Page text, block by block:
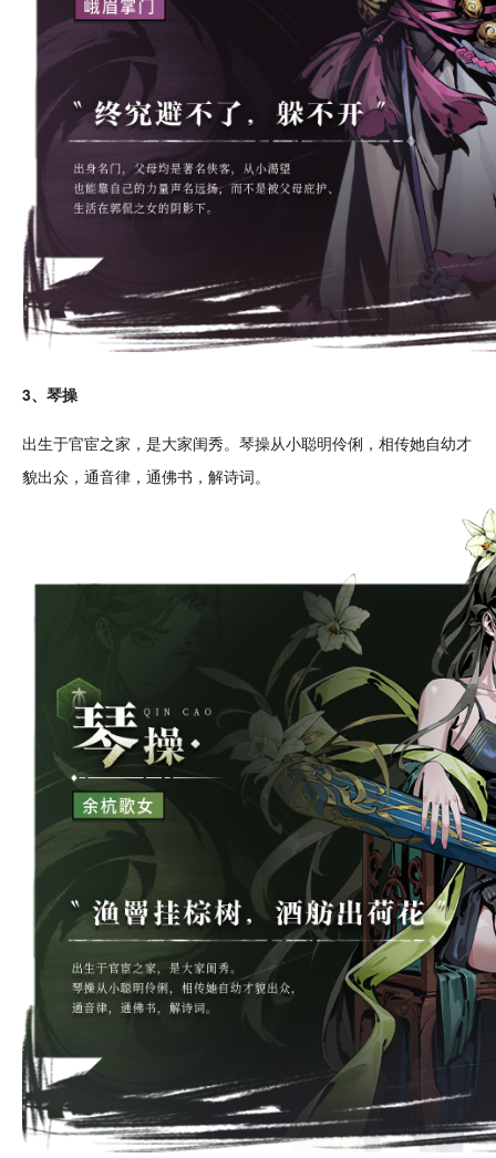
3、琴操
出生于官宦之家，是大家闺秀。琴操从小聪明伶俐，相传她自幼才
貌出众，通音律，通佛书，解诗词。